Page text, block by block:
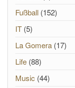
Fußball (152)
IT (5)
La Gomera (17)
Life (88)
Music (44)